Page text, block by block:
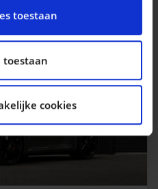
voor social media te
te analyseren. Ook
gebruik van onze site met
adverteren en
die u aan ze heeft
op basis van uw
toestaan
toestaan
cookies